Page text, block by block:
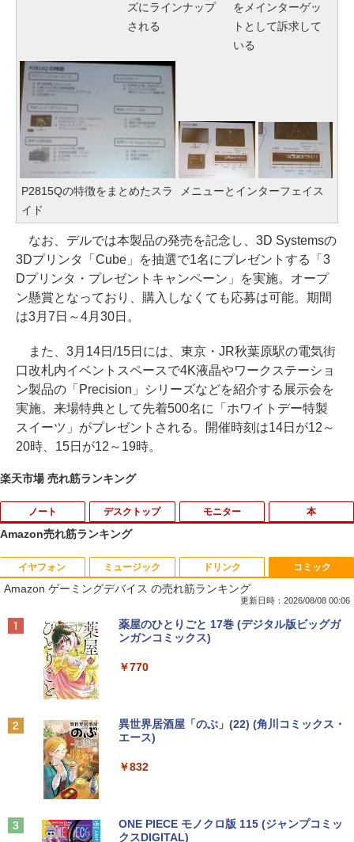
ズにラインナップ
される
をメインターゲッ
トとして訴求して
いる
P2815Qの特徴をまとめたスラ
イド
メニューとインターフェイス
なお、デルでは本製品の発売を記念し、3D Systemsの
3Dプリンタ「Cube」を抽選で1名にプレゼントする「3
Dプリンタ・プレゼントキャンペーン」を実施。オープ
ン懸賞となっており、購入しなくても応募は可能。期間
は3月7日～4月30日。
また、3月14日/15日には、東京・JR秋葉原駅の電気街
口改札内イベントスペースで4K液晶やワークステーショ
ン製品の「Precision」シリーズなどを紹介する展示会を
実施。来場特典として先着500名に「ホワイトデー特製
スイーツ」がプレゼントされる。開催時刻は14日が12～
20時、15日が12～19時。
楽天市場 売れ筋ランキング
ノート デスクトップ モニター
1
PHILIPS 241V8 LED液晶モニター 23.8
インチワイド ブラック 1920×1080 （フ
ルHD）16:9 IPSパネル 非光沢 ノングレ
拠 PS4 switch 対応 スイッチ 【中古】
2
【楽天1位!1,600円OFFクーポン 8/4 20:
00-8/11 01:59】Xiaomi Monitor A24i 20
26 ディスプレイ 1080P 23.8インチ 144
万色 300nits ΔE＜1 低ブルーライト 大
￥12,580
本
1
ギルティサークル（21） 【電子書籍】[
山本やみー ]
￥792
【電子書籍】[ 佐賀崎しげる ]
達する 人体ドローイングのコツ390 [ TA
Amazon売れ筋ランキング
イヤフォン
Anker Soundcore P40i オフホワイト
Anker Soundcore P31i ホワイト
Anker Soundcore Liberty 5 ミッドナイトブ
ラック
ミュージック
BRUCE WAYNE feat. Flo Milli, ATL Jacob
[Explicit]
￥250
BRUCE WAYNE feat. Flo Milli, ATL Jacob
[Explicit]
￥250
On My Road (Stadium ver.)
ドリンク
【Amazon.co.jp限定】 い・ろ・は・す 2L P
ET ラベルレス ×8本
￥1,112
by Amazon 天然水 ラベルレス 500ml ×24本
富士山の天然水 バナジウム含有 水 ミネラル
ットル (Smart Basic)
by Amazon 天然水ラベルレス 2L×9本
コミック
Amazon ゲーミングデバイス の売れ筋ランキング
更新日時：2026/08/08 00:06
薬屋のひとりごと 17巻 (デジタル版ビッグガ
ンガンコミックス)
￥770
異世界居酒屋「のぶ」(22) (角川コミックス・
エース)
￥832
ONE PIECE モノクロ版 115 (ジャンプコミッ
クスDIGITAL)